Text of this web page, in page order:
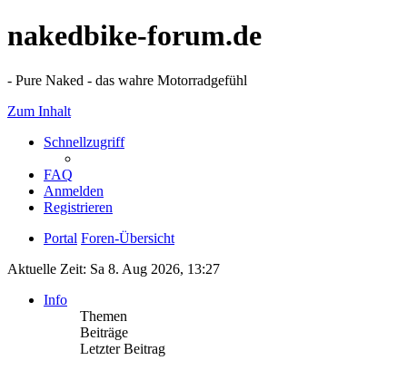
nakedbike-forum.de
- Pure Naked - das wahre Motorradgefühl
Zum Inhalt
Schnellzugriff
FAQ
Anmelden
Registrieren
Portal Foren-Übersicht
Aktuelle Zeit: Sa 8. Aug 2026, 13:27
Info
Themen
Beiträge
Letzter Beitrag